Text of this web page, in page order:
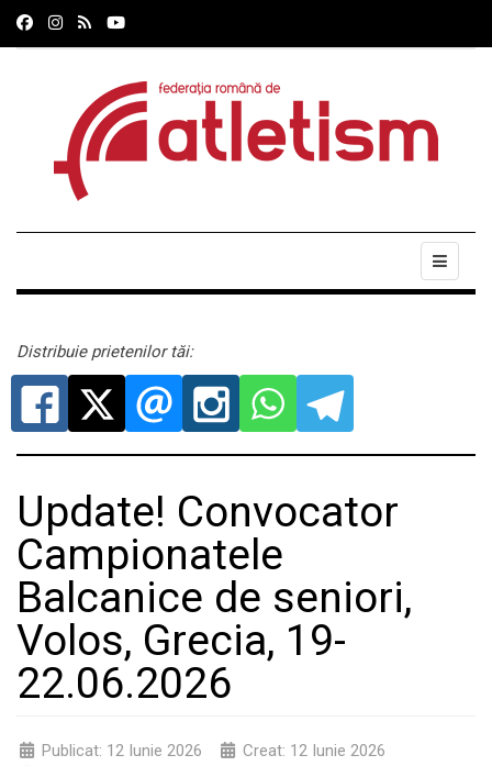
Distribuie prietenilor tăi:
Update! Convocator
Campionatele
Balcanice de seniori,
Volos, Grecia, 19-
22.06.2026
Publicat: 12 Iunie 2026
Creat: 12 Iunie 2026